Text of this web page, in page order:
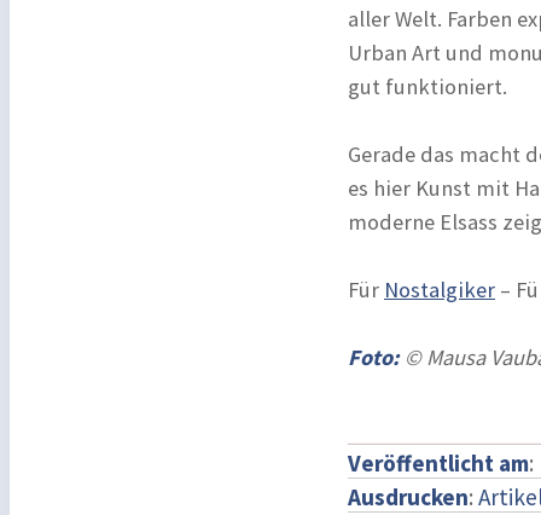
aller Welt. Farben
Urban Art und
gut funktioniert.
Gerade das macht
es hier Kunst mit
moderne Elsass
Für Nostalgiker –
Foto:© Mausa
Veröffentlicht am:
Ausdrucken: